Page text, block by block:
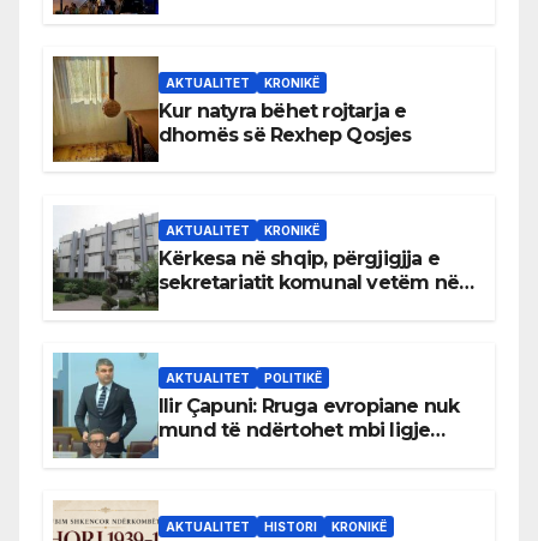
AKTUALITET KRONIKË
Kur natyra bëhet rojtarja e
dhomës së Rexhep Qosjes
AKTUALITET KRONIKË
Kërkesa në shqip, përgjigjja e
sekretariatit komunal vetëm në
AKTUALITET POLITIKË
Ilir Çapuni: Rruga evropiane nuk
mund të ndërtohet mbi ligje
AKTUALITET HISTORI KRONIKË